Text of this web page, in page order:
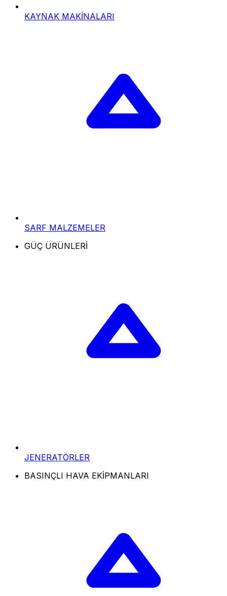
KAYNAK MAKİNALARI
SARF MALZEMELER
GÜÇ ÜRÜNLERİ
JENERATÖRLER
BASINÇLI HAVA EKİPMANLARI